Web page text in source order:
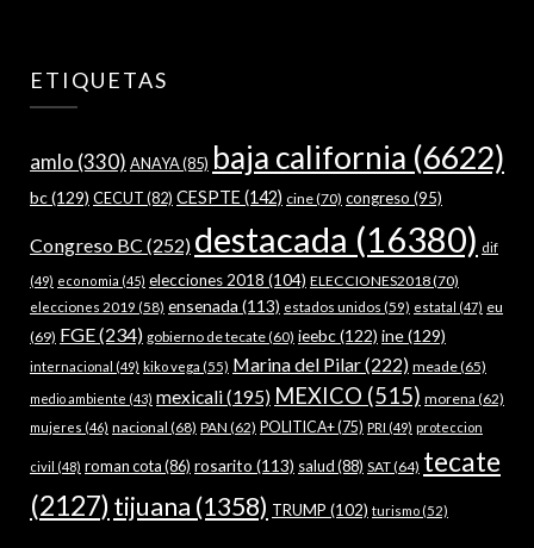
ETIQUETAS
amlo (330) ANAYA(85) baja california (6622)
bc(129) CECUT(82) CESPTE (142) cine(70) congreso (95)
Congreso BC (252) destacada (16380) dif
(49) economia (45) elecciones 2018 (104) ELECCIONES2018(70)
elecciones 2019 (58) ensenada (113) estados unidos (59) estatal (47) eu
(69) FGE(234) gobierno de tecate(60) ieebc(122) ine(129)
internacional (49) kiko vega (55) Marina del Pilar(222) meade(65)
medio ambiente (43) mexicali(195) MEXICO (515) morena (62)
mujeres (46) nacional (68) PAN (62) POLITICA+(75) PRI (49) proteccion
civil (48) roman cota(86) rosarito (113) salud(88) SAT(64) tecate
(2127) tijuana (1358) TRUMP (102) turismo (52)